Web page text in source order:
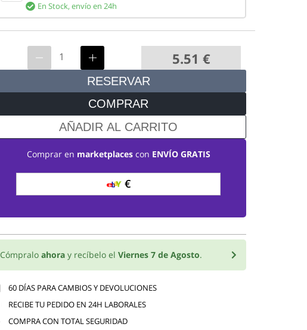
En Stock,envío en 24h
5.51 €
RESERVAR
COMPRAR
AÑADIR AL CARRITO
Comprar en marketplacescon ENVÍO GRATIS
€
Cómpralo ahora y recíbelo el Viernes 7 de Agosto.
60 DÍAS PARA CAMBIOS Y DEVOLUCIONES
RECIBE TU PEDIDO EN 24H LABORALES
COMPRA CON TOTAL SEGURIDAD